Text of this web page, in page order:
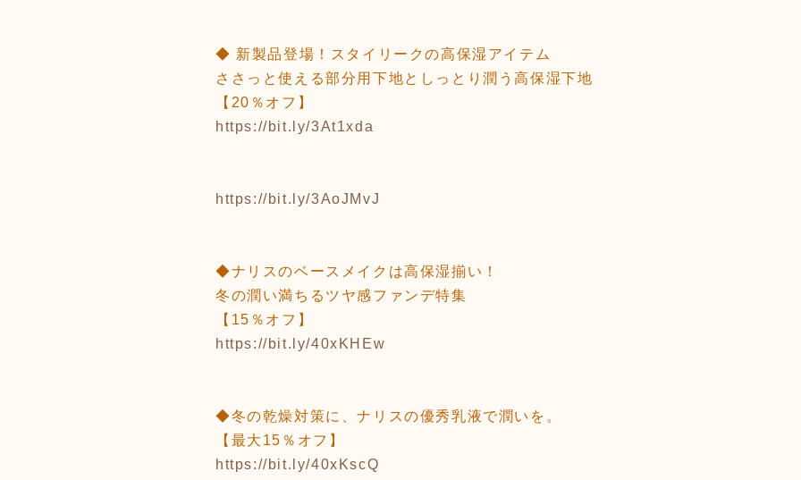
◆ 新製品登場！スタイリークの高保湿アイテム
ささっと使える部分用下地としっとり潤う高保湿下地
【20％オフ】
https://bit.ly/3At1xda
https://bit.ly/3AoJMvJ
◆ナリスのベースメイクは高保湿揃い！
冬の潤い満ちるツヤ感ファンデ特集
【15％オフ】
https://bit.ly/40xKHEw
◆冬の乾燥対策に、ナリスの優秀乳液で潤いを。
【最大15％オフ】
https://bit.ly/40xKscQ